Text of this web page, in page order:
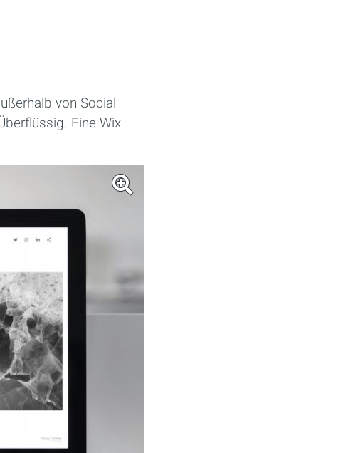
von Social
Eine Wix